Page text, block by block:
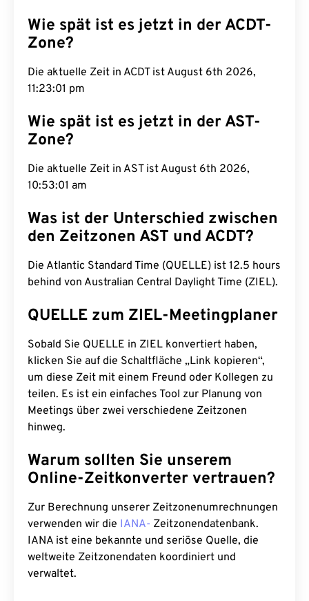
Wie spät ist es jetzt in der ACDT-
Zone?
Die aktuelle Zeit in ACDT ist August 6th 2026,
11:23:02 pm
Wie spät ist es jetzt in der AST-
Zone?
Die aktuelle Zeit in AST ist August 6th 2026,
10:53:02 am
Was ist der Unterschied zwischen
den Zeitzonen AST und ACDT?
Die Atlantic Standard Time (QUELLE) ist 12.5 hours
behind von Australian Central Daylight Time (ZIEL).
QUELLE zum ZIEL-Meetingplaner
Sobald Sie QUELLE in ZIEL konvertiert haben,
klicken Sie auf die Schaltfläche „Link kopieren“,
um diese Zeit mit einem Freund oder Kollegen zu
teilen. Es ist ein einfaches Tool zur Planung von
Meetings über zwei verschiedene Zeitzonen
hinweg.
Warum sollten Sie unserem
Online-Zeitkonverter vertrauen?
Zur Berechnung unserer Zeitzonenumrechnungen
verwenden wir die IANA- Zeitzonendatenbank.
IANA ist eine bekannte und seriöse Quelle, die
weltweite Zeitzonendaten koordiniert und
verwaltet.